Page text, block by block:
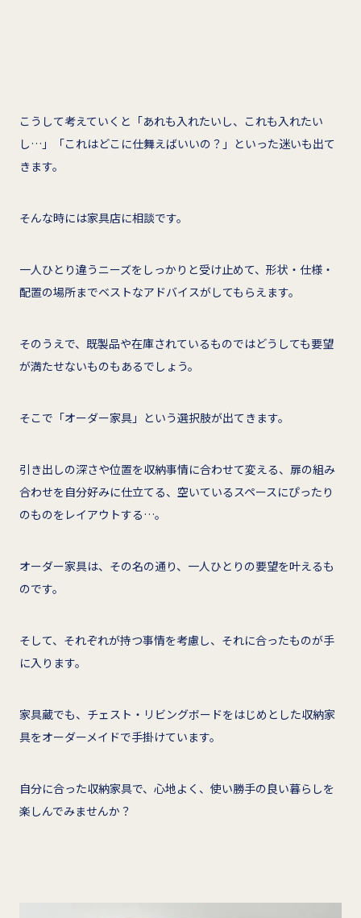
こうして考えていくと「あれも入れたいし、これも入れたい
し…」「これはどこに仕舞えばいいの？」といった迷いも出て
きます。
そんな時には家具店に相談です。
一人ひとり違うニーズをしっかりと受け止めて、形状・仕様・
配置の場所までベストなアドバイスがしてもらえます。
そのうえで、既製品や在庫されているものではどうしても要望
が満たせないものもあるでしょう。
そこで「オーダー家具」という選択肢が出てきます。
引き出しの深さや位置を収納事情に合わせて変える、扉の組み
合わせを自分好みに仕立てる、空いているスペースにぴったり
のものをレイアウトする…。
オーダー家具は、その名の通り、一人ひとりの要望を叶えるも
のです。
そして、それぞれが持つ事情を考慮し、それに合ったものが手
に入ります。
家具蔵でも、チェスト・リビングボードをはじめとした収納家
具をオーダーメイドで手掛けています。
自分に合った収納家具で、心地よく、使い勝手の良い暮らしを
楽しんでみませんか？